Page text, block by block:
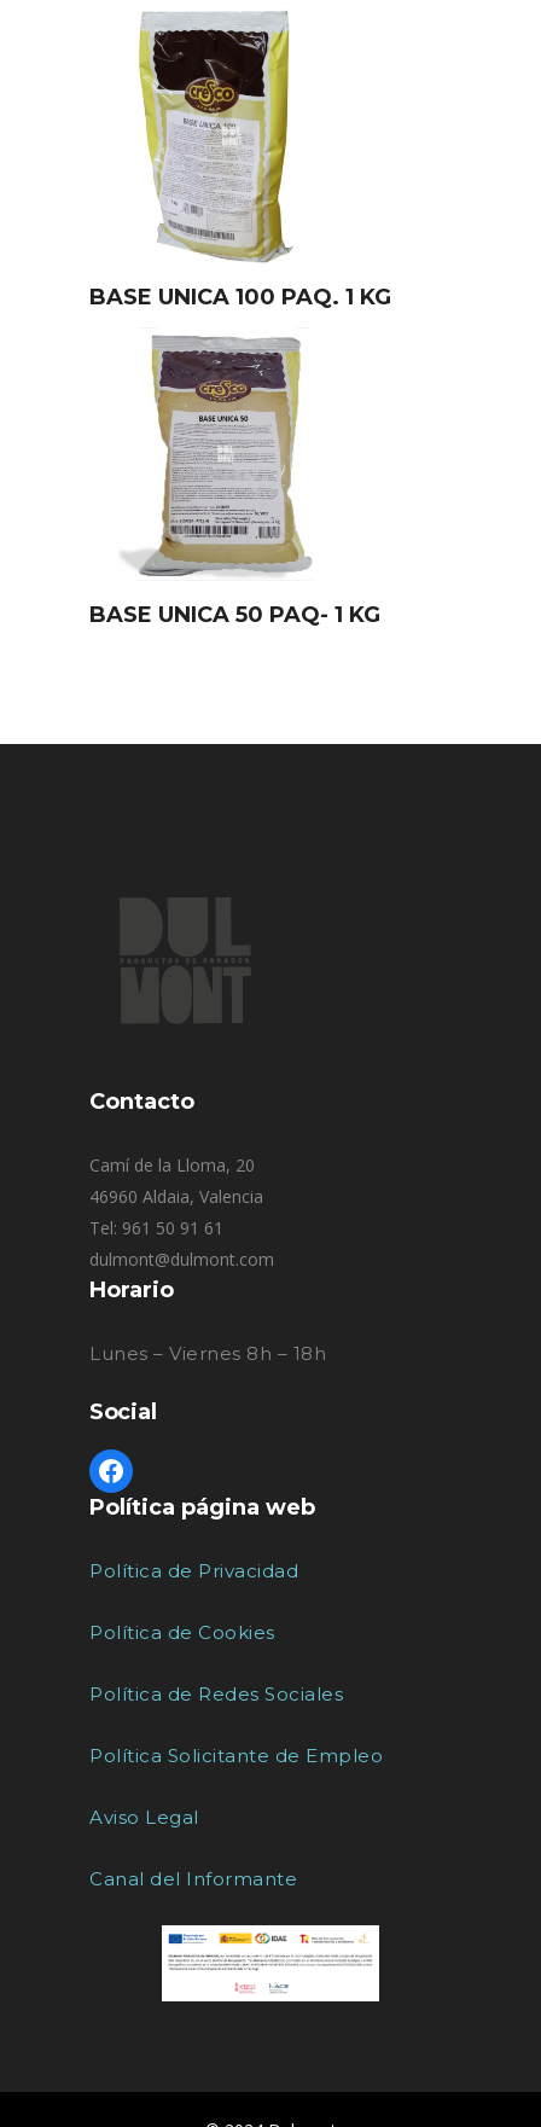
BASE UNICA 100 PAQ. 1 KG
BASE UNICA 50 PAQ- 1 KG
Contacto
Camí de la Lloma, 20
46960 Aldaia, Valencia
Tel: 961 50 91 61
dulmont@dulmont.com
Horario
Lunes – Viernes 8h – 18h
Social
Política página web
Política de Privacidad
Política de Cookies
Política de Redes Sociales
Política Solicitante de Empleo
Aviso Legal
Canal del Informante